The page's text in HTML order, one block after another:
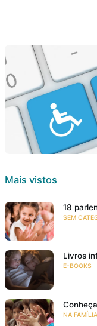
Mais vistos
18
SEM
Livros
E-BOOKS
NA FAMÍLIA